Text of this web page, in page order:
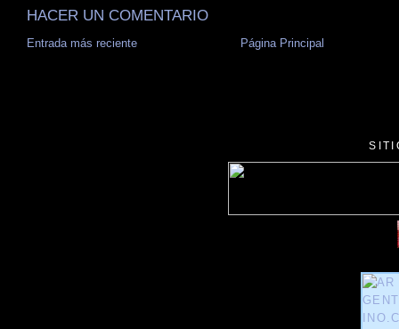
HACER UN COMENTARIO
Entrada más reciente Página Principal